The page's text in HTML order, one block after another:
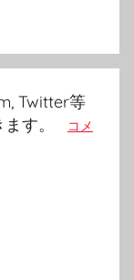
Twitter等
す。
コメ